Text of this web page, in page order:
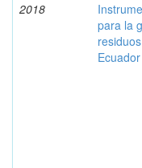
2018
para la
Ecuador